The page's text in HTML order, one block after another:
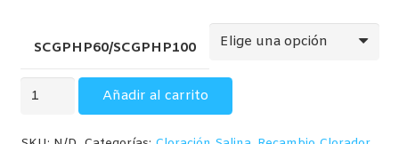
SCGPHP60/SCGPHP100
Recambios
Añadir al carrito